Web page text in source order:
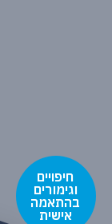
חיפויים
וגימורים
בהתאמה
אישית